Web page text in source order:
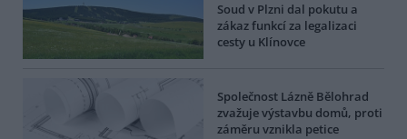
Soud v Plzni dal pokutu a
zákaz funkcí za legalizaci
cesty u Klínovce
Společnost Lázně Bělohrad
zvažuje výstavbu domů, proti
záměru vznikla petice